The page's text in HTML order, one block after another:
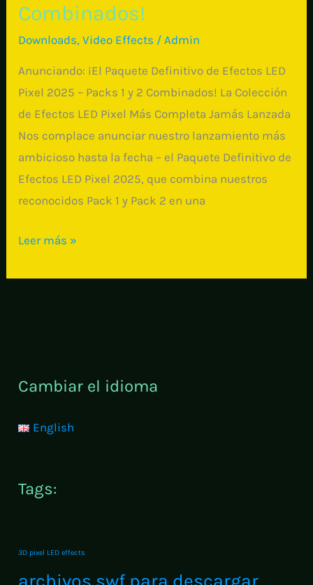
Combinados!
Downloads,Video Effects /Admin
Anunciando: ¡El Paquete Definitivo de Efectos LED
Pixel 2025 – Packs 1 y 2 Combinados! La Colección
de Efectos LED Pixel Más Completa Jamás Lanzada
Nos complace anunciar nuestro lanzamiento más
ambicioso hasta la fecha – el Paquete Definitivo de
Efectos LED Pixel 2025, que combina nuestros
reconocidos Pack 1 y Pack 2 en una
Anunciando:
Paquete
Pixel
–
y
Leer más »
Cambiar el idioma
English
Tags:
3D pixel LED effects